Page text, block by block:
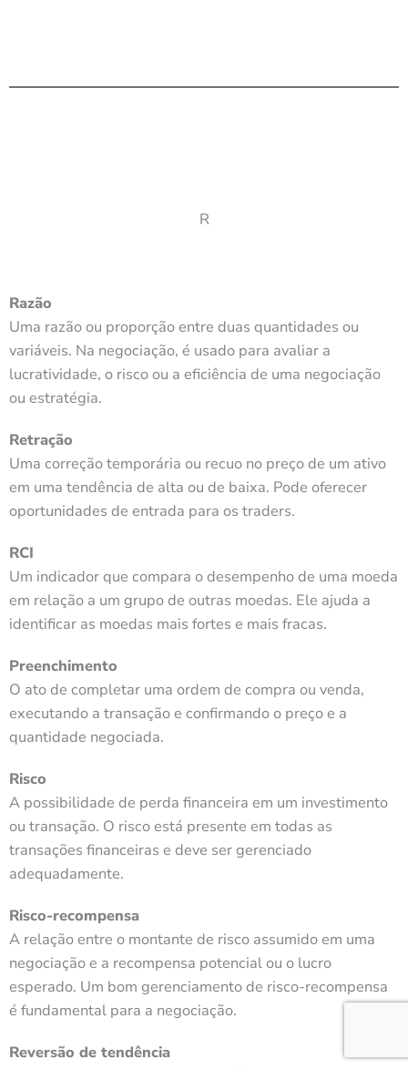
R
Razão
Uma razão ou proporção entre duas quantidades ou
variáveis. Na negociação, é usado para avaliar a
lucratividade, o risco ou a eficiência de uma negociação
ou estratégia.
Retração
Uma correção temporária ou recuo no preço de um ativo
em uma tendência de alta ou de baixa. Pode oferecer
oportunidades de entrada para os traders.
RCI
Um indicador que compara o desempenho de uma moeda
em relação a um grupo de outras moedas. Ele ajuda a
identificar as moedas mais fortes e mais fracas.
Preenchimento
O ato de completar uma ordem de compra ou venda,
executando a transação e confirmando o preço e a
quantidade negociada.
Risco
A possibilidade de perda financeira em um investimento
ou transação. O risco está presente em todas as
transações financeiras e deve ser gerenciado
adequadamente.
Risco-recompensa
A relação entre o montante de risco assumido em uma
negociação e a recompensa potencial ou o lucro
esperado. Um bom gerenciamento de risco-recompensa
é fundamental para a negociação.
Reversão de tendência